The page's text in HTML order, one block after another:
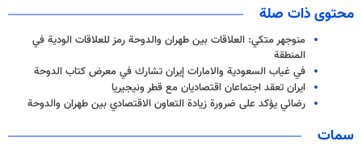
محتوى ذات صلة
منوجهر متكي: العلاقات بين طهران والدوحة رمز للعلاقات الودية في
المنطقة
في غياب السعودية والامارات إيران تشارك في معرض كتاب الدوحة
ايران تعقد اجتماعان اقتصاديان مع قطر ونيجيريا
رضائي يؤكد على ضرورة زيادة التعاون الاقتصادي بين طهران والدوحة
سمات